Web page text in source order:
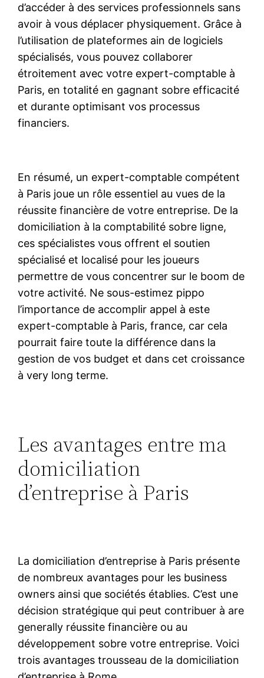
d’accéder à des services professionnels sans
avoir à vous déplacer physiquement. Grâce à
l’utilisation de plateformes ain de logiciels
spécialisés, vous pouvez collaborer
étroitement avec votre expert-comptable à
Paris, en totalité en gagnant sobre efficacité
et durante optimisant vos processus
financiers.
En résumé, un expert-comptable compétent
à Paris joue un rôle essentiel au vues de la
réussite financière de votre entreprise. De la
domiciliation à la comptabilité sobre ligne,
ces spécialistes vous offrent el soutien
spécialisé et localisé pour les joueurs
permettre de vous concentrer sur le boom de
votre activité. Ne sous-estimez pippo
l’importance de accomplir appel à este
expert-comptable à Paris, france, car cela
pourrait faire toute la différence dans la
gestion de vos budget et dans cet croissance
à very long terme.
Les avantages entre ma
domiciliation
d’entreprise à Paris
La domiciliation d’entreprise à Paris présente
de nombreux avantages pour les business
owners ainsi que sociétés établies. C’est une
décision stratégique qui peut contribuer à are
generally réussite financière ou au
développement sobre votre entreprise. Voici
trois avantages trousseau de la domiciliation